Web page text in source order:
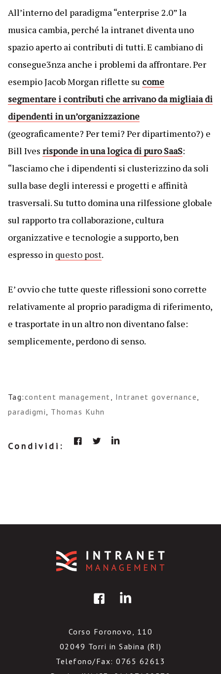
All’interno del paradigma “enterprise 2.0” la
musica cambia, perché la intranet diventa uno
spazio aperto ai contributi di tutti. E cambiano di
consegue3nza anche i problemi da affrontare. Per
esempio Jacob Morgan riflette su come
segmentare i contributi che arrivano da migliaia di
dipendenti in un’organizzazione
(geograficamente? Per temi? Per dipartimento?) e
Bill Ives risponde in una logica di puro SaaS:
“lasciamo che i dipendenti si clusterizzino da soli
sulla base degli interessi e progetti e affinità
trasversali. Su tutto domina una rilfessione globale
sul rapporto tra collaborazione, cultura
organizzative e tecnologie a supporto, ben
espresso in questo post.
E’ ovvio che tutte queste riflessioni sono corrette
relativamente al proprio paradigma di riferimento,
e trasportate in un altro non diventano false:
semplicemente, perdono di senso.
Tag:content management, Intranet governance,
paradigmi, Thomas Kuhn
Condividi:
Corso Foronovo, 110
02049 Torri in Sabina (RI)
Telefono/Fax: 0765 62613